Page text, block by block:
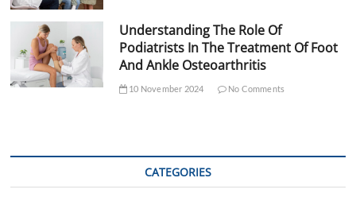
Understanding The Role Of
Podiatrists In The Treatment Of Foot
And Ankle Osteoarthritis
10 November 2024 No Comments
CATEGORIES